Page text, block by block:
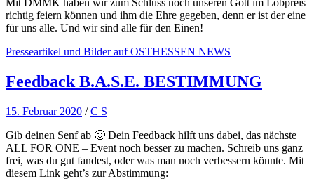
Mit DMMK haben wir zum Schluss noch unseren Gott im Lobpreis
richtig feiern können und ihm die Ehre gegeben, denn er ist der eine
für uns alle. Und wir sind alle für den Einen!
Presseartikel und Bilder auf OSTHESSEN NEWS
Feedback B.A.S.E. BESTIMMUNG
15. Februar 2020 /C S
Gib deinen Senf ab 🙂 Dein Feedback hilft uns dabei, das nächste
ALL FOR ONE – Event noch besser zu machen. Schreib uns ganz
frei, was du gut fandest, oder was man noch verbessern könnte. Mit
diesem Link geht’s zur Abstimmung: